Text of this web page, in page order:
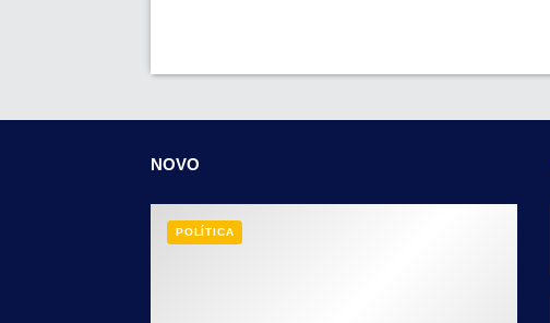
NOVO
POLÍTICA